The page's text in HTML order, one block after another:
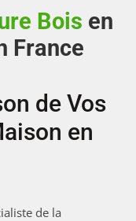
Bois en
France
de Vos
en
de la